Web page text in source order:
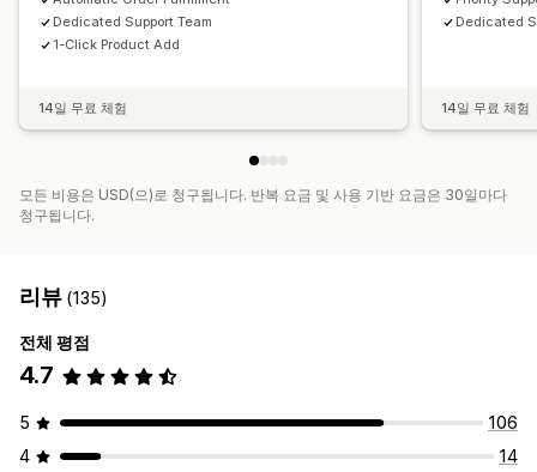
Dedicated Support Team
1-Click Product Add
14일 무료 체험
Dedicated
14일 무료 체험
모든 비용은 USD(으)로 청구됩니다. 반복 요금 및 사용 기반 요금은 30일마다
청구됩니다.
리뷰 (135)
전체 평점
4.7
5
106
4
14